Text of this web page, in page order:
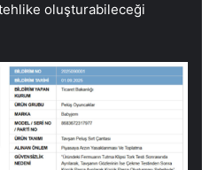
tehlike oluşturabileceği